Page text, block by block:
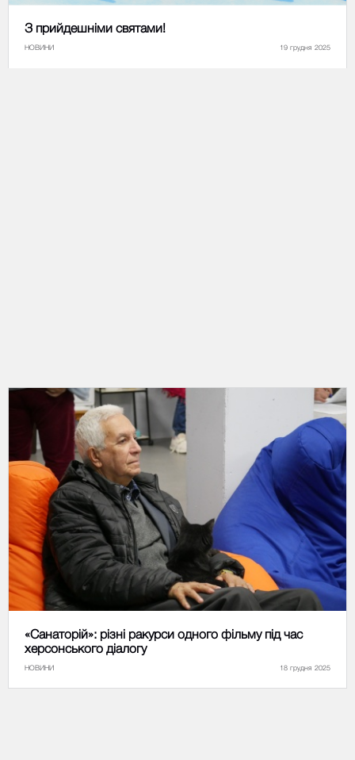
З прийдешніми святами!
НОВИНИ 19 грудня 2025
«Санаторій»: різні ракурси одного фільму під час
херсонського діалогу
НОВИНИ 18 грудня 2025